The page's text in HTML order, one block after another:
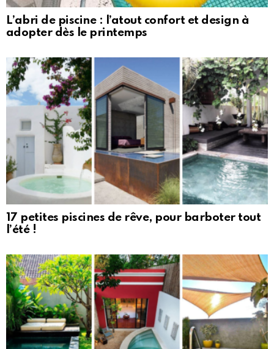
L’abri de piscine : l’atout confort et design à
adopter dès le printemps
17 petites piscines de rêve, pour barboter tout
l’été !